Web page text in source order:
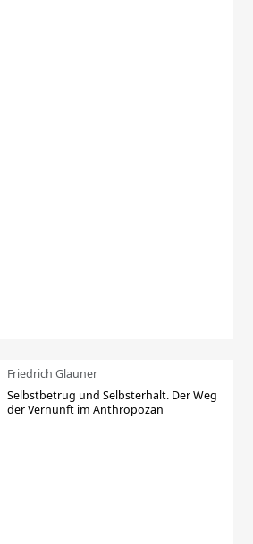
Friedrich Glauner
Selbstbetrug und Selbsterhalt. Der Weg
der Vernunft im Anthropozän